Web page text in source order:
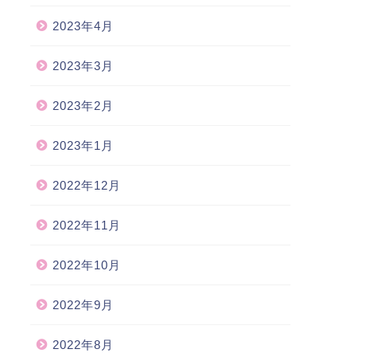
2023年4月
2023年3月
2023年2月
2023年1月
2022年12月
2022年11月
2022年10月
2022年9月
2022年8月